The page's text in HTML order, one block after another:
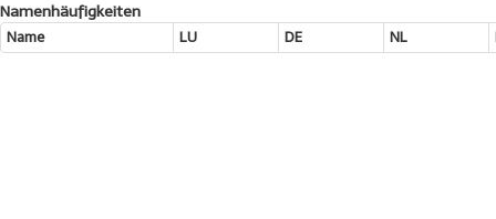
Namenhäufigkeiten
Name LU DE NL